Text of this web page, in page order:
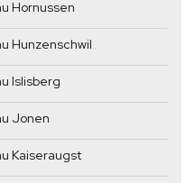
Hornussen
Hunzenschwil
Islisberg
Jonen
Kaiseraugst